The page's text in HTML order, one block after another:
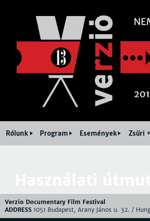
Rólunk Program Események Zsűri
Verzio Documentary Film Festival
ADDRESS 1051 Budapest, Arany János u. 32. /